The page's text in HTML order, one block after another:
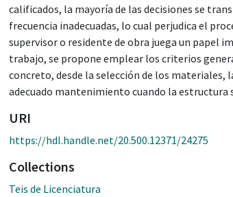
calificados, la mayoría de las decisiones se
frecuencia inadecuadas, lo cual perjudica el
supervisor o residente de obra juega un papel
trabajo, se propone emplear los criterios
concreto, desde la selección de los
adecuado mantenimiento cuando la estructura
URI
https://hdl.handle.net/20.500.12371/24275
Collections
Teis de Licenciatura